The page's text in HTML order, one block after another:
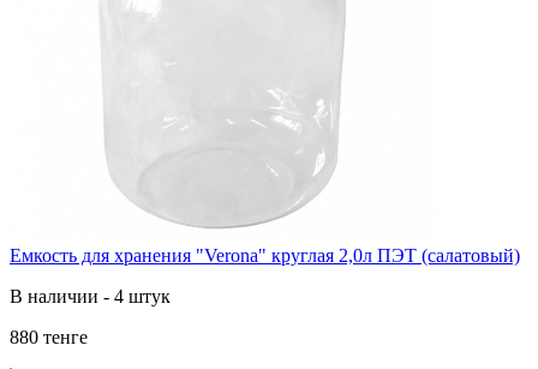
Емкость для хранения "Verona" круглая 2,0л ПЭТ (салатовый)
В наличии - 4 штук
880 тенге